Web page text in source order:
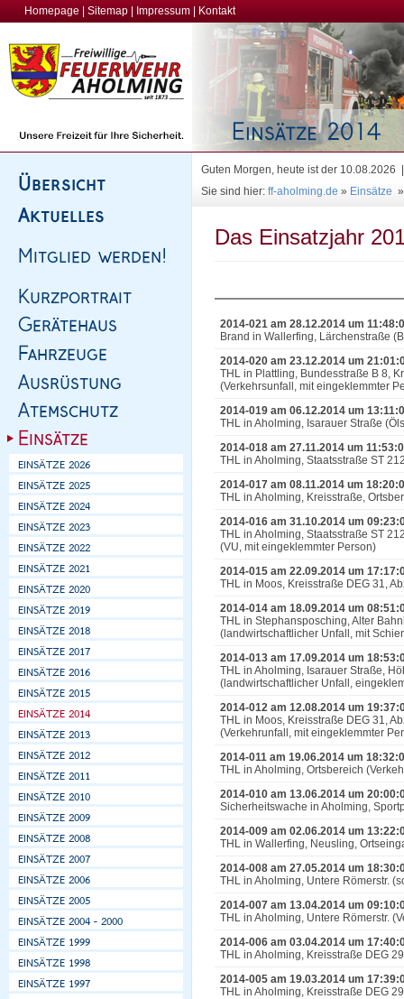
Homepage Sitemap Impressum Kontakt
Guten Morgen, heute ist der
Sie sind hier: ff-aholming.de » Einsätze
Das Einsatzjahr
2014-021 am 28.12.2014 um
Brand in Wallerfing, Lärchenstraße
2014-020 am 23.12.2014 um
THL in Plattling, Bundesstraße B 8,
(Verkehrsunfall, mit eingeklemmter
2014-019 am 06.12.2014 um
THL in Aholming, Isarauer Straße
2014-018 am 27.11.2014 um
THL in Aholming, Staatsstraße ST
2014-017 am 08.11.2014 um
THL in Aholming, Kreisstraße,
2014-016 am 31.10.2014 um
THL in Aholming, Staatsstraße ST
(VU, mit eingeklemmter Person)
2014-015 am 22.09.2014 um
THL in Moos, Kreisstraße DEG 31,
2014-014 am 18.09.2014 um
THL in Stephansposching, Alter
(landwirtschaftlicher Unfall, mit
2014-013 am 17.09.2014 um
THL in Aholming, Isarauer Straße,
(landwirtschaftlicher Unfall,
2014-012 am 12.08.2014 um
THL in Moos, Kreisstraße DEG 31,
(Verkehrunfall, mit eingeklemmter
2014-011 am 19.06.2014 um
THL in Aholming, Ortsbereich
2014-010 am 13.06.2014 um
Sicherheitswache in Aholming,
2014-009 am 02.06.2014 um
THL in Wallerfing, Neusling,
2014-008 am 27.05.2014 um
THL in Aholming, Untere Römerstr.
2014-007 am 13.04.2014 um
THL in Aholming, Untere Römerstr.
2014-006 am 03.04.2014 um
THL in Aholming, Kreisstraße DEG
2014-005 am 19.03.2014 um
THL in Aholming, Kreisstraße DEG